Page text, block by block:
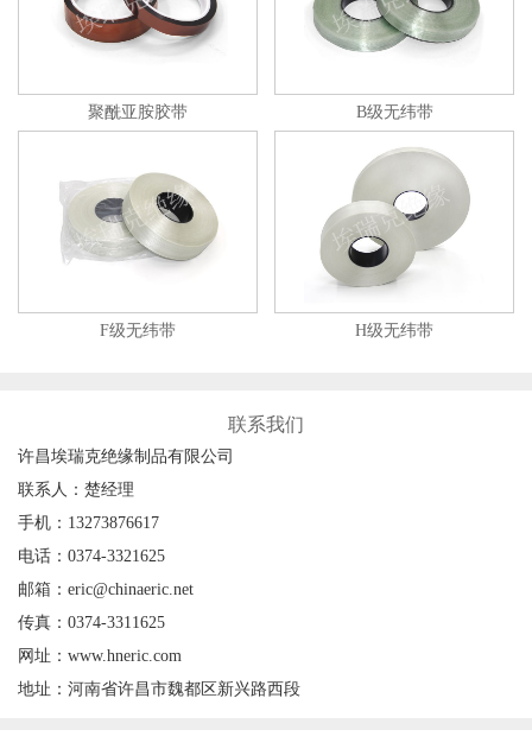
聚酰亚胺胶带 B级无纬带
F级无纬带 H级无纬带
联系我们
许昌埃瑞克绝缘制品有限公司
联系人：楚经理
手机：13273876617
电话：0374-3321625
邮箱：eric@chinaeric.net
传真：0374-3311625
网址：www.hneric.com
地址：河南省许昌市魏都区新兴路西段